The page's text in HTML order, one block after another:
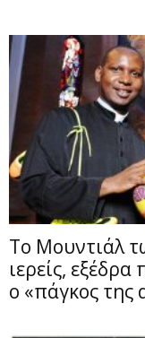
Το Μουντιάλ
ιερείς, εξέδρα
ο «πάγκος της